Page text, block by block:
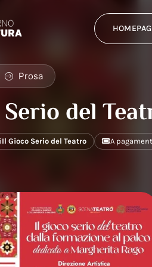
Prosa
del
Il Gioco Serio del Teatro A